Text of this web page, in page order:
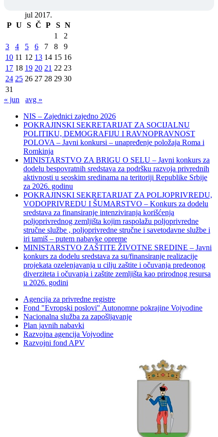
jul 2017.
P U S Č P S N
1
2
3
4 5 6 7 8
9
10 11 12 13 14 15 16
17 18 19 20 21 22 23
24 25 26 27 28 29 30
31
« jun
avg »
NIS – Zajednici zajedno 2026
POKRAJINSKI SEKRETARIJAT ZA SOCIJALNU
POLITIKU, DEMOGRAFIJU I RAVNOPRAVNOST
POLOVA – Javni konkursi – unapređenje položaja Roma i
Romkinja
MINISTARSTVO ZA BRIGU O SELU – Javni konkurs za
dodelu bespovratnih sredstava za podršku razvoja privrednih
aktivnosti u seoskim sredinama na teritoriji Republike Srbije
za 2026. godinu
POKRAJINSKI SEKRETARIJAT ZA POLJOPRIVREDU,
VODOPRIVREDU I ŠUMARSTVO – Konkurs za dodelu
sredstava za finansiranje intenziviranja korišćenja
poljoprivrednog zemljišta kojim raspolažu poljoprivredne
stručne službe , poljoprivredne stručne i savetodavne službe i
iri tamiš ‒ putem nabavke opreme
MINISTARSTVO ZAŠTITE ŽIVOTNE SREDINE – Javni
konkurs za dodelu sredstava za su/finansiranje realizacije
projekata ozelenjavanja u cilju zaštite i očuvanja predeonog
diverziteta i očuvanja i zaštite zemljišta kao prirodnog resursa
u 2026. godini
Agencija za privredne registre
Fond "Evropski poslovi" Autonomne pokrajine Vojvodine
Nacionalna služba za zapošljavanje
Plan javnih nabavki
Razvojna agencija Vojvodine
Razvojni fond APV